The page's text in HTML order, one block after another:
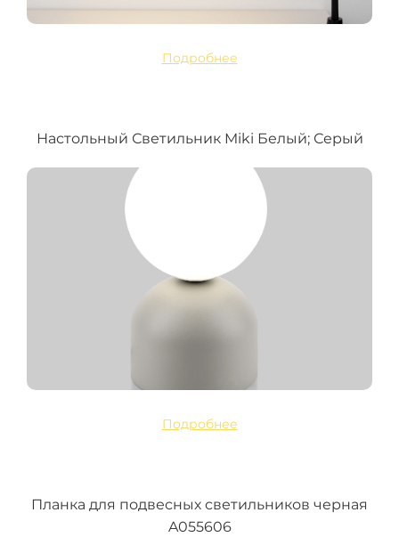
Подробнее
Настольный Светильник Miki Белый; Серый
Подробнее
Планка для подвесных светильников черная
A055606